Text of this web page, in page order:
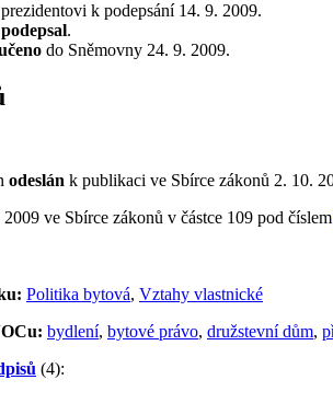
prezidentovi k podepsání 14. 9. 2009.
podepsal.
do Sněmovny 24. 9. 2009.
odeslán k publikaci ve Sbírce zákonů 2. 10.
2009 ve Sbírce zákonů v částce 109 pod číslem
Politika bytová, Vztahy vlastnické
bydlení, bytové právo, družstevní dům,
(4):